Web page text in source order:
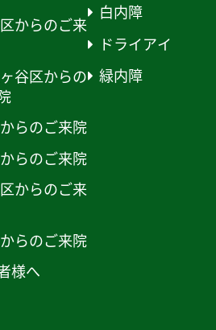
からのご来
谷区からの
らのご来院
らのご来院
からのご来
らのご来院
様へ
白内障
ドライアイ
緑内障